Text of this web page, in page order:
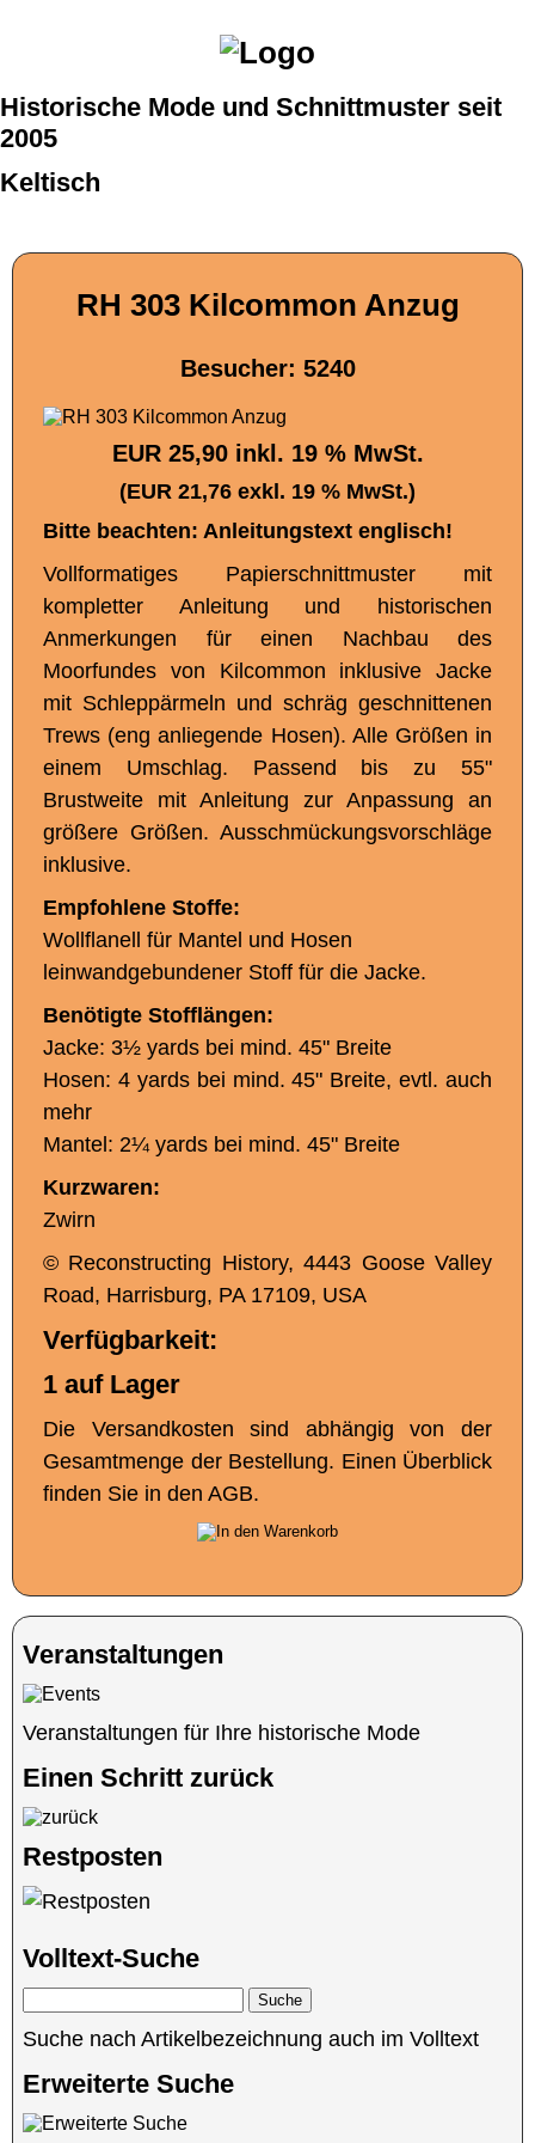
Historische Mode und Schnittmuster seit
2005
Keltisch
RH 303 Kilcommon Anzug
Besucher: 5240
EUR 25,90 inkl. 19 % MwSt.
(EUR 21,76 exkl. 19 % MwSt.)
Bitte beachten: Anleitungstext englisch!
Vollformatiges Papierschnittmuster mit
kompletter Anleitung und historischen
Anmerkungen für einen Nachbau des
Moorfundes von Kilcommon inklusive Jacke
mit Schleppärmeln und schräg geschnittenen
Trews (eng anliegende Hosen). Alle Größen in
einem Umschlag. Passend bis zu 55"
Brustweite mit Anleitung zur Anpassung an
größere Größen. Ausschmückungsvorschläge
inklusive.
Empfohlene Stoffe:
Wollflanell für Mantel und Hosen
leinwandgebundener Stoff für die Jacke.
Benötigte Stofflängen:
Jacke: 3½ yards bei mind. 45" Breite
Hosen: 4 yards bei mind. 45" Breite, evtl. auch
mehr
Mantel: 2¼ yards bei mind. 45" Breite
Kurzwaren:
Zwirn
© Reconstructing History, 4443 Goose Valley
Road, Harrisburg, PA 17109, USA
Verfügbarkeit:
1 auf Lager
Die Versandkosten sind abhängig von der
Gesamtmenge der Bestellung. Einen Überblick
finden Sie in den AGB.
Veranstaltungen
Veranstaltungen für Ihre historische Mode
Einen Schritt zurück
Restposten
Volltext-Suche
Suche nach Artikelbezeichnung auch im Volltext
Erweiterte Suche